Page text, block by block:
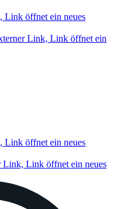
Link öffnet ein neues
Link, Link öffnet ein
Link öffnet ein neues
Link, Link öffnet ein neues